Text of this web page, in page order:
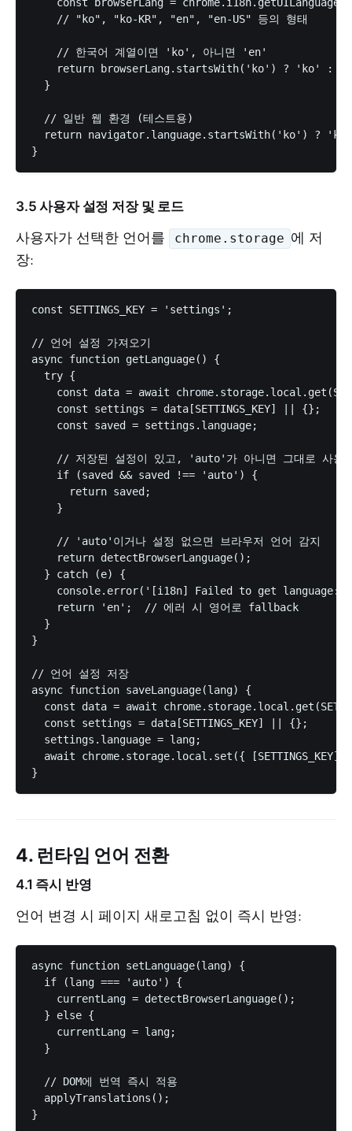
    // "ko", "ko-KR", "en", "en-US" 등의 형태
    // 한국어 계열이면 'ko', 아니면 'en'
return browserLang.startsWith('ko') ? 'ko' :
  }
  // 일반 웹 환경 (테스트용)
return navigator.language.startsWith('ko') ?
3.5 사용자 설정 저장 및 로드
사용자가 선택한 언어를 chrome.storage 에 저
장:
const SETTINGS_KEY = 'settings';
// 언어 설정 가져오기
async function getLanguage() {
  try {
const data = await
    const settings = data[SETTINGS_KEY] || {};
    const saved = settings.language;
    // 저장된 설정이 있고, 'auto'가 아니면 그대로 사용
    if (saved && saved !== 'auto') {
      return saved;
    }
    // 'auto'이거나 설정 없으면 브라우저 언어 감지
    return detectBrowserLanguage();
  } catch (e) {
console.error('[i18n] Failed to get
    return 'en';  // 에러 시 영어로 fallback
  }
}
// 언어 설정 저장
async function saveLanguage(lang) {
const data = await
  const settings = data[SETTINGS_KEY] || {};
  settings.language = lang;
await chrome.storage.local.set({ [SETTINGS_KEY]:
4. 런타임 언어 전환
4.1 즉시 반영
언어 변경 시 페이지 새로고침 없이 즉시 반영:
async function setLanguage(lang) {
  if (lang === 'auto') {
    currentLang = detectBrowserLanguage();
  } else {
    currentLang = lang;
  }
  // DOM에 번역 즉시 적용
  applyTranslations();